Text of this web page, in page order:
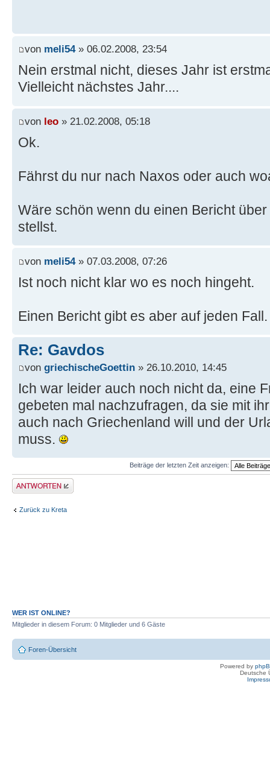
von meli54» 06.02.2008, 23:54
Nein erstmal nicht, dieses Jahr ist
Vielleicht nächstes Jahr....
von leo » 21.02.2008, 05:18
Ok.
Fährst du nur nach Naxos oder auch
Wäre schön wenn du einen Bericht
stellst.
von meli54» 07.03.2008, 07:26
Ist noch nicht klar wo es noch hingeht.
Einen Bericht gibt es aber auf jeden Fall.
Re: Gavdos
von griechischeGoettin » 26.10.2010, 14:45
Ich war leider auch noch nicht da, eine
gebeten mal nachzufragen, da sie mit
auch nach Griechenland will und der
muss.
Beiträge der letzten Zeit anzeigen:
Antwort erstellen
Zurück zu Kreta
WER IST ONLINE?
Mitglieder in diesem Forum: 0 Mitglieder und 6 Gäste
Foren-Übersicht
Powered by
Deutsche